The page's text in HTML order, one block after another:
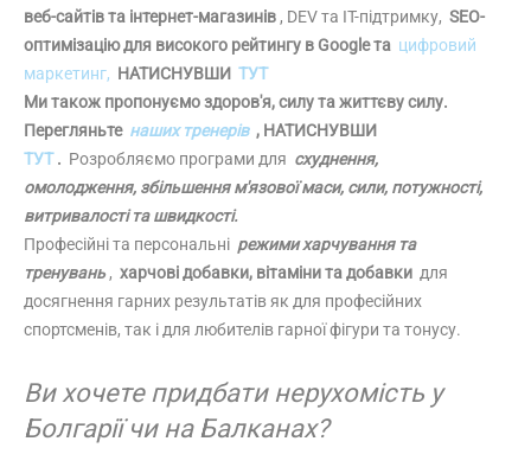
веб-сайтів та інтернет-магазинів , DEV та IT-підтримку, SEO-
оптимізацію для високого рейтингу в Google та цифровий
маркетинг, НАТИСНУВШИ ТУТ
Ми також пропонуємо здоров'я, силу та життєву силу.
Перегляньте наших тренерів, НАТИСНУВШИ
ТУТ. Розробляємо програми для схуднення,
омолодження, збільшення м'язової маси, сили, потужності,
витривалості та швидкості.
Професійні та персональні режими харчування та
тренувань, харчові добавки, вітаміни та добавки для
досягнення гарних результатів як для професійних
спортсменів, так і для любителів гарної фігури та тонусу.
Ви хочете придбати нерухомість у
Болгарії чи на Балканах?